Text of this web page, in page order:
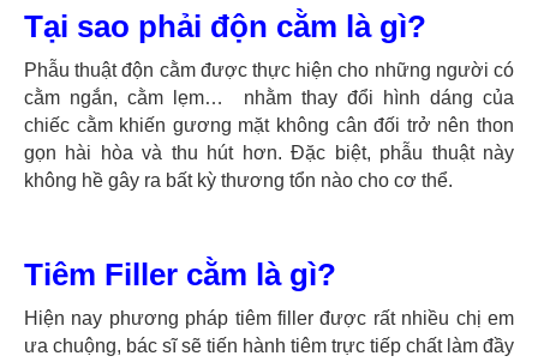
Tại sao phải độn cằm là gì?
Phẫu thuật độn cằm được thực hiện cho những người có
cằm ngắn, cằm lẹm… nhằm thay đổi hình dáng của
chiếc cằm khiến gương mặt không cân đối trở nên thon
gọn hài hòa và thu hút hơn. Đặc biệt, phẫu thuật này
không hề gây ra bất kỳ thương tổn nào cho cơ thể.
Tiêm Filler cằm là gì?
Hiện nay phương pháp tiêm filler được rất nhiều chị em
ưa chuộng, bác sĩ sẽ tiến hành tiêm trực tiếp chất làm đầy